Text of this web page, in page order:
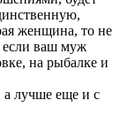
женщина, то не
если ваш муж
на рыбалке и
а лучше еще и с